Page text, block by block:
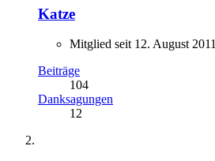
Katze
Mitglied seit 12. August 2011
Beiträge
104
Danksagungen
12